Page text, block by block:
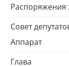
Распоряжения
Совет
Аппарат
Глава